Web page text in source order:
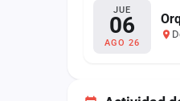
JUE
06
AGO 26